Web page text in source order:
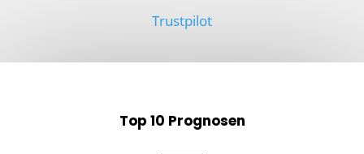
Trustpilot
Top 10 Prognosen